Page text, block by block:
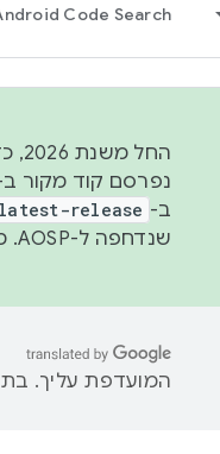
Code Search
ב- release
שנדחפה ל-AOSP. מידע נוסף זמין במאמר
המועדפת עליך.